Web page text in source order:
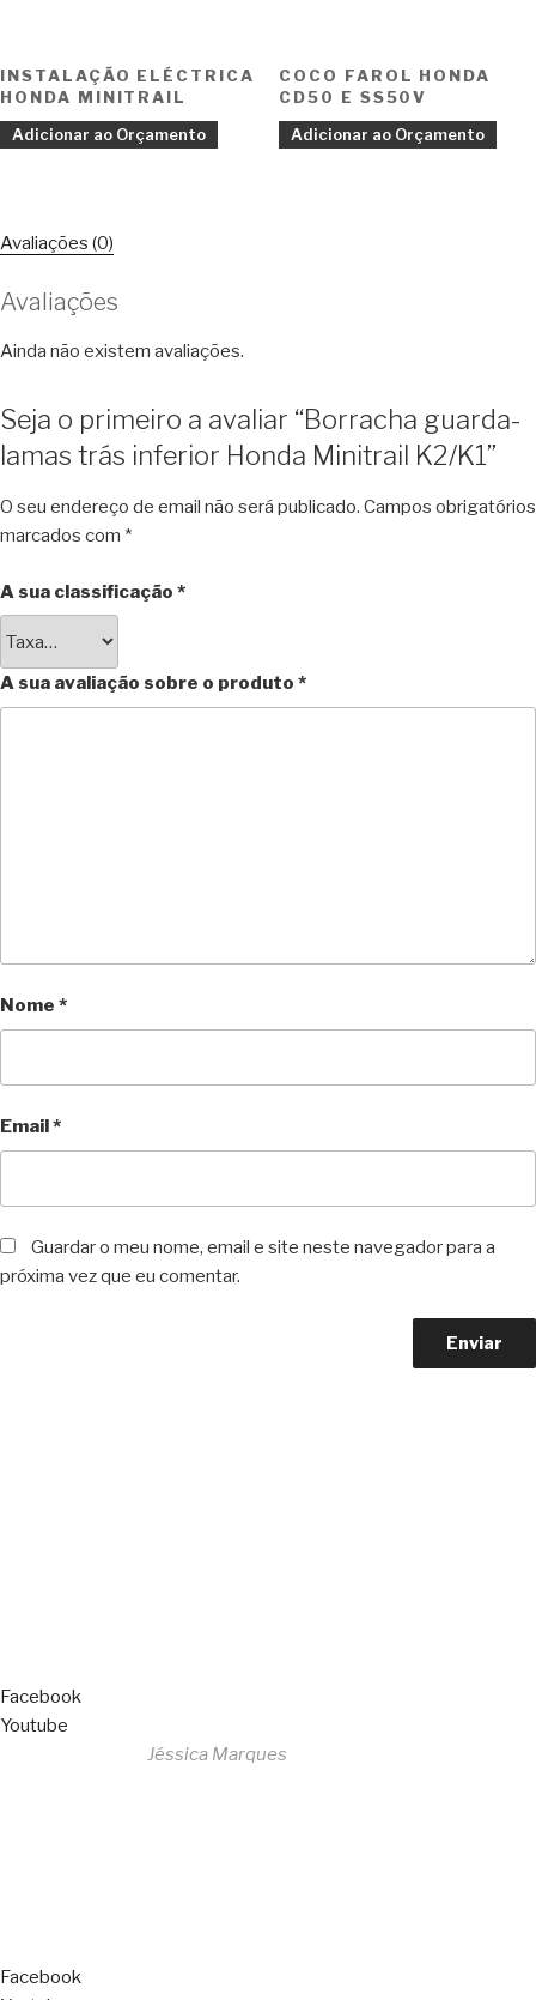
INSTALAÇÃO ELÉCTRICA
HONDA MINITRAIL
Adicionar ao Orçamento
COCO FAROL HONDA
CD50 E SS50V
Adicionar ao Orçamento
Avaliações (0)
Avaliações
Ainda não existem avaliações.
Seja o primeiro a avaliar “Borracha guarda-
lamas trás inferior Honda Minitrail K2/K1”
O seu endereço de email não será publicado. Campos obrigatórios
marcados com *
A sua classificação *
A sua avaliação sobre o produto *
Nome *
Email*
Guardar o meu nome, email e site neste navegador para a
próxima vez que eu comentar.
Facebook
Youtube
Jéssica Marques
Facebook